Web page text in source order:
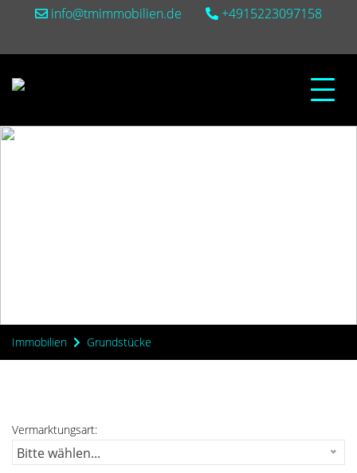
info@tmimmobilien.de +4915223097158
Immobilien Grundstücke
Vermarktungsart:
Bitte wählen...